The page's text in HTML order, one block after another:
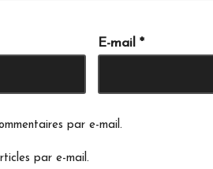
E-mail *
par e-mail.
par e-mail.